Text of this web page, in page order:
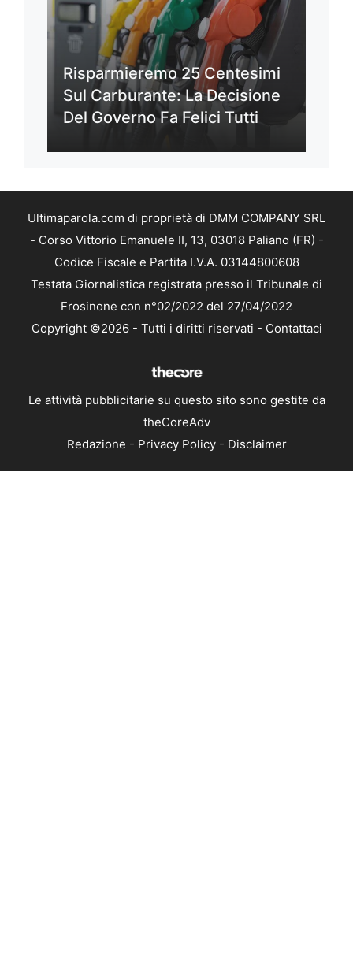
Risparmieremo 25 Centesimi
Sul Carburante: La Decisione
Del Governo Fa Felici Tutti
Ultimaparola.com di proprietà di DMM COMPANY SRL
- Corso Vittorio Emanuele II, 13, 03018 Paliano (FR) -
Codice Fiscale e Partita I.V.A. 03144800608
Testata Giornalistica registrata presso il Tribunale di
Frosinone con n°02/2022 del 27/04/2022
Copyright ©2026 - Tutti i diritti riservati - Contattaci
Le attività pubblicitarie su questo sito sono gestite da
theCoreAdv
Redazione - Privacy Policy- Disclaimer